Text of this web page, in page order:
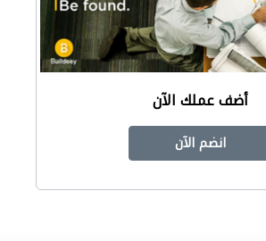
أضف عملك الآن
انضم الآن